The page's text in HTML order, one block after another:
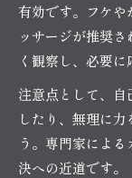
有効です。フケ
ッサージが推奨
く観察し、必要に
注意点として、
したり、無理に
う。専門家によ
決への近道です。